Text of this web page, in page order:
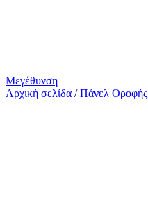
Μεγέθυνση
Αρχική σελίδα / Πάνελ Οροφής